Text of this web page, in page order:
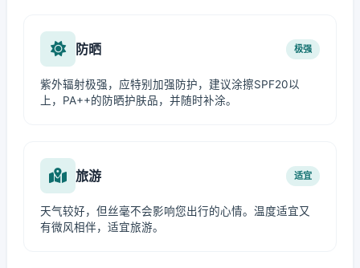
防晒 极强
紫外辐射极强，应特别加强防护，建议涂擦SPF20以
上，PA++的防晒护肤品，并随时补涂。
旅游 适宜
天气较好，但丝毫不会影响您出行的心情。温度适宜又
有微风相伴，适宜旅游。